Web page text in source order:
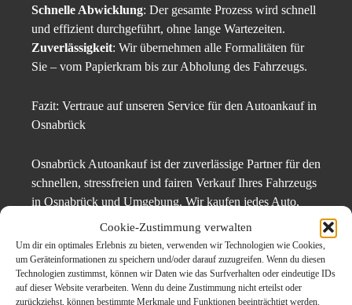
Cookie-Zustimmung verwalten
Um dir ein optimales Erlebnis zu bieten, verwenden wir Technologien wie Cookies,
um Geräteinformationen zu speichern und/oder darauf zuzugreifen. Wenn du diesen
Technologien zustimmst, können wir Daten wie das Surfverhalten oder eindeutige IDs
auf dieser Website verarbeiten. Wenn du deine Zustimmung nicht erteilst oder
zurückziehst, können bestimmte Merkmale und Funktionen beeinträchtigt werden.
Schnelle Abwicklung: Der gesamte Prozess wird schnell
und effizient durchgeführt, ohne lange Wartezeiten.
Zuverlässigkeit: Wir übernehmen alle Formalitäten für
Sie – vom Papierkram bis zur Abholung des Fahrzeugs.
Fazit: Vertraue auf unseren Service für den Autoankauf in
Osnabrück
Osnabrück Autoankauf ist der zuverlässige Partner für den
schnellen, stressfreien und fairen Verkauf Ihres Fahrzeugs
in Osnabrück und Umgebung. Wir kaufen jedes Auto,
egal ob es sich in gutem Zustand oder mit einem Schaden
befindet. Wenn Sie auf der Suche nach einem
unkomplizierten und fairen Autoankauf sind, können Sie
uns jederzeit kontaktieren.